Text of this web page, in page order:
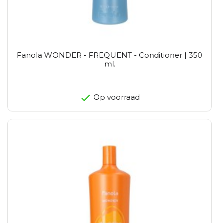
Fanola WONDER - FREQUENT - Conditioner | 350
ml.
Op voorraad